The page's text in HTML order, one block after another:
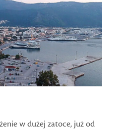
w dużej zatoce, już od